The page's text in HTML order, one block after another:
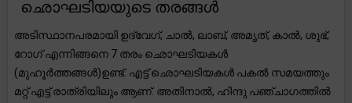
ഛൊഘടിയയുടെ തരങ്ങൾ
അടിസ്ഥാനപരമായി ഉദ്വേഗ്, ചാൽ, ലാബ്, അമൃത്, കാൽ, ശുഭ്,
റോഗ് എന്നിങ്ങനെ 7 തരം ഛൊഘടിയകൾ
(മുഹൂർത്തങ്ങൾ)ഉണ്ട്. എട്ട് ഛൊഘടിയകൾ പകൽ സമയത്തും
മറ്റ് എട്ട് രാത്രിയിലും ആണ്. അതിനാൽ, ഹിന്ദു പഞ്ചാഗത്തിൽ